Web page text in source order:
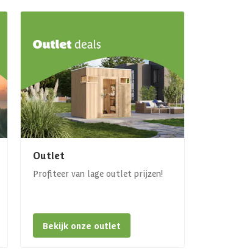
Outlet
Profiteer van lage outlet prijzen!
Bekijk onze outlet